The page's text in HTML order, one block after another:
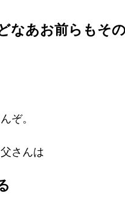
なあお前らもそ
ぞ。
さんは